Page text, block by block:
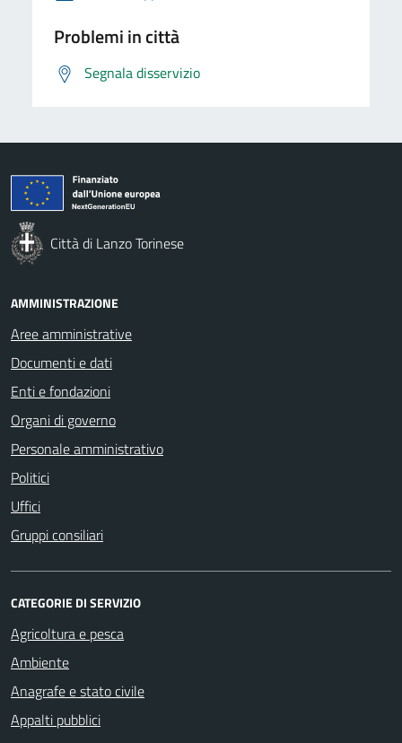
Problemi in città
Segnala disservizio
Città di Lanzo Torinese
AMMINISTRAZIONE
Aree amministrative
Documenti e dati
Enti e fondazioni
Organi di governo
Personale amministrativo
Politici
Uffici
Gruppi consiliari
CATEGORIE DI SERVIZIO
Agricoltura e pesca
Ambiente
Anagrafe e stato civile
Appalti pubblici